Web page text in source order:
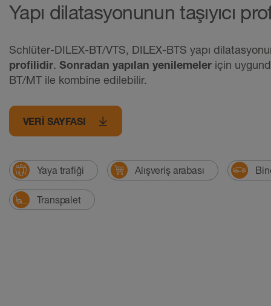
Yapı dilatasyonunun taşıyıcı
Schlüter-DILEX-BT/VTS, DILEX-BTS yapı
profilidir. Sonradan yapılan yenilemeler için
BT/MT ile kombine edilebilir.
VERI SAYFASI
Yaya trafiği Alışveriş arabası
Transpalet